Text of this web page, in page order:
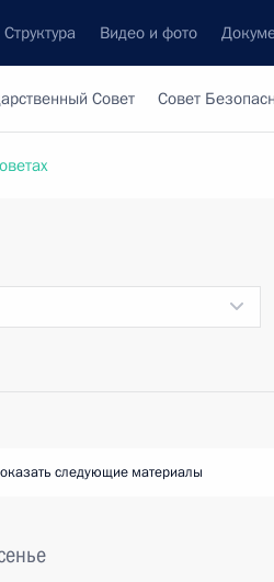
Структура Видео и фото
Совет Совет
следующие материалы